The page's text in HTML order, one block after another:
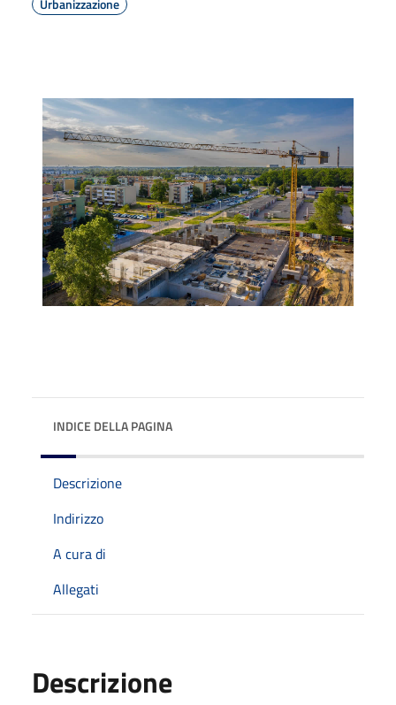
INDICE DELLA PAGINA
Descrizione
Indirizzo
A cura di
Allegati
Descrizione